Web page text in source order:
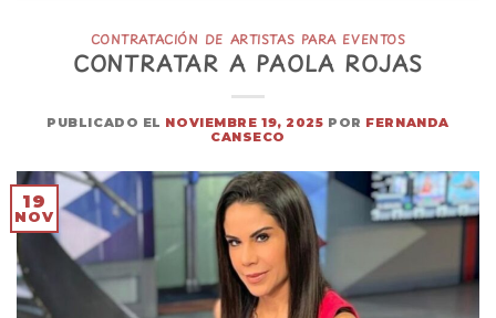
CONTRATACIÓN DE ARTISTAS PARA EVENTOS
CONTRATAR A PAOLA ROJAS
PUBLICADO EL NOVIEMBRE 19, 2025 POR FERNANDA
CANSECO
19
NOV